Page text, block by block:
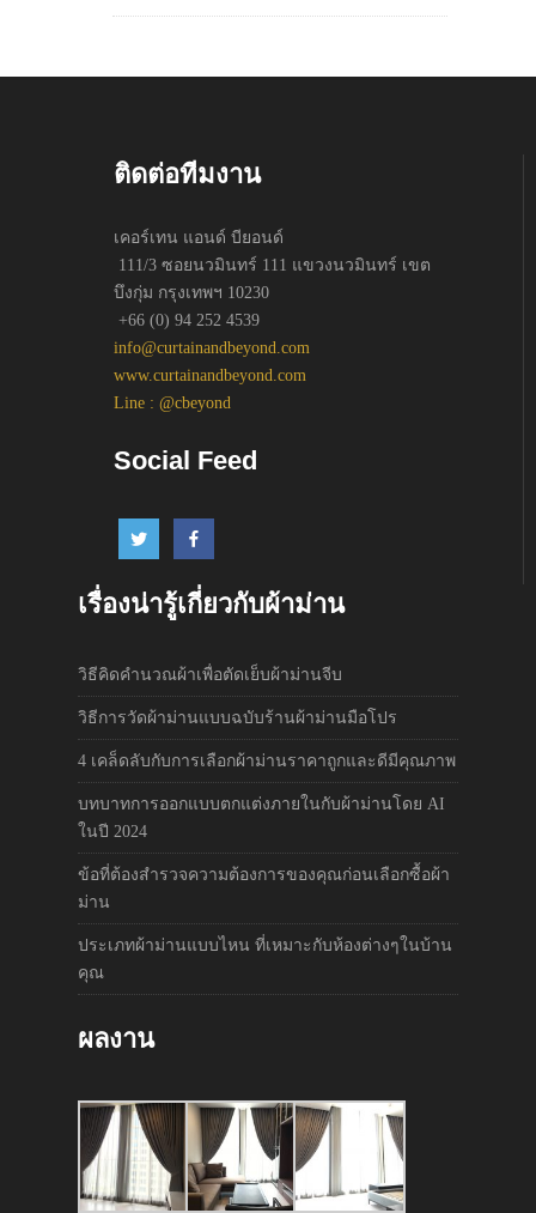
ติดต่อทีมงาน
เคอร์เทน แอนด์ บียอนด์
111/3 ซอยนวมินทร์ 111 แขวงนวมินทร์ เขต
บึงกุ่ม กรุงเทพฯ 10230
+66 (0) 94 252 4539
info@curtainandbeyond.com
www.curtainandbeyond.com
Line : @cbeyond
Social Feed
เรื่องน่ารู้เกี่ยวกับผ้าม่าน
วิธีคิดคำนวณผ้าเพื่อตัดเย็บผ้าม่านจีบ
วิธีการวัดผ้าม่านแบบฉบับร้านผ้าม่านมือโปร
4 เคล็ดลับกับการเลือกผ้าม่านราคาถูกและดีมีคุณภาพ
บทบาทการออกแบบตกแต่งภายในกับผ้าม่านโดย AI
ในปี 2024
ข้อที่ต้องสำรวจความต้องการของคุณก่อนเลือกซื้อผ้า
ม่าน
ประเภทผ้าม่านแบบไหน ที่เหมาะกับห้องต่างๆในบ้าน
คุณ
ผลงาน